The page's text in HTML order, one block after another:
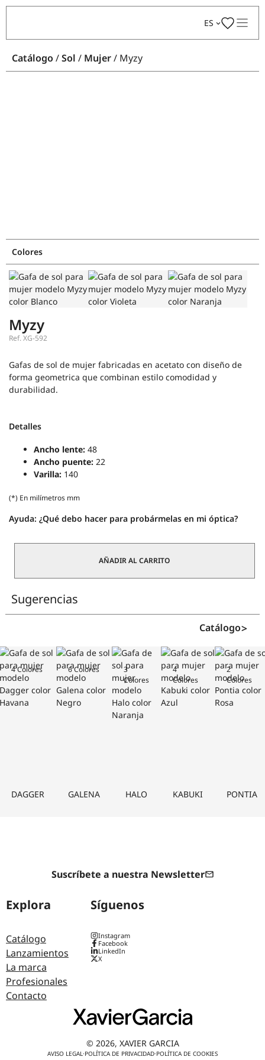
contenido
ES
Catálogo /Sol / Mujer/ Myzy
Myzy
Ref.XG-592
Gafas de sol de mujer fabricadas en acetato con diseño de
forma geometrica que combinan estilo comodidad y
durabilidad.
Detalles
Ancho lente: 48
Ancho puente: 22
Varilla: 140
(*) En milímetros mm
Ayuda: ¿Qué debo hacer para probármelas en mi óptica?
AÑADIR AL CARRITO
Colores
Sugerencias
Catálogo
4 Colores
DAGGER
6 Colores
GALENA
3
Colores
HALO
4
Colores
KABUKI
2
Colores
PONTIA
Suscríbete a nuestra Newsletter
Explora
Catálogo
Lanzamientos
La marca
Profesionales
Contacto
Síguenos
Instagram
Facebook
LinkedIn
X
© 2026, XAVIER GARCIA
AVISO LEGAL ·POLÍTICA DE PRIVACIDAD·POLÍTICA DE COOKIES